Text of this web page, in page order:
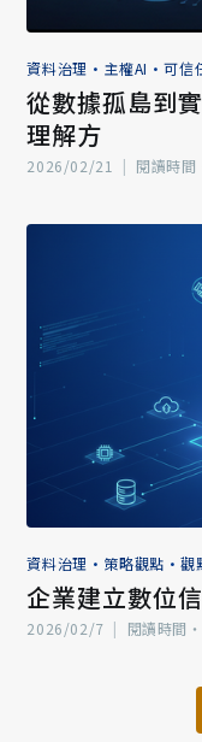
資料治理 • 主權AI •可信
從數據孤島到
理解方
2026/02/21 | 閱讀時
資料治理 • 策略觀點 •觀
企業建立數位
2026/02/7 | 閱讀時間